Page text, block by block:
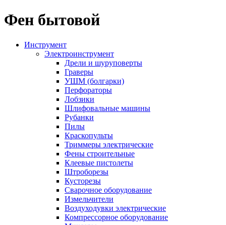
Фен бытовой
Инструмент
Электроинструмент
Дрели и шуруповерты
Граверы
УШМ (болгарки)
Перфораторы
Лобзики
Шлифовальные машины
Рубанки
Пилы
Краскопульты
Триммеры электрические
Фены строительные
Клеевые пистолеты
Штроборезы
Кусторезы
Сварочное оборудование
Измельчители
Воздуходувки электрические
Компрессорное оборудование